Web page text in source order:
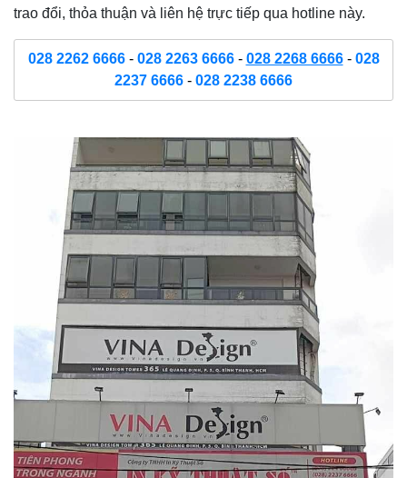
trao đổi, thỏa thuận và liên hệ trực tiếp qua hotline này.
028 2262 6666- 028 2263 6666- 028 2268 6666- 028
2237 6666 - 028 2238 6666